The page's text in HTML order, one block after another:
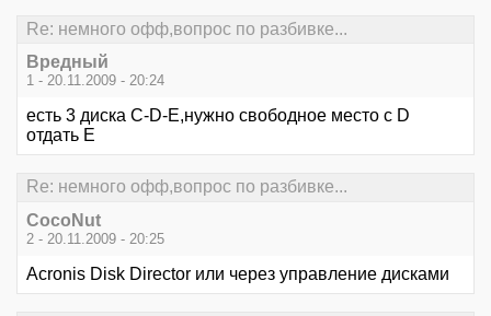
Re: немного офф,вопрос по разбивке...
Вредный
1 - 20.11.2009 - 20:24
есть 3 диска C-D-E,нужно свободное место с D
отдать E
Re: немного офф,вопрос по разбивке...
CocoNut
2 - 20.11.2009 - 20:25
Acronis Disk Director или через управление дисками